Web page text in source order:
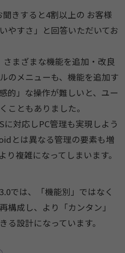
きすると4割以上の お客様
やすさ」と回答いただいてお
さまざまな機能を追加・改良
のメニューも、機能を追加す
的」な操作が難しいと、ユー
こともありました。
対応しPC管理も実現しよう
とは異なる管理の要素も増
り複雑になってしまいます。
では、「機能別」ではなく
構成し、より「カンタン」
る設計になっています。